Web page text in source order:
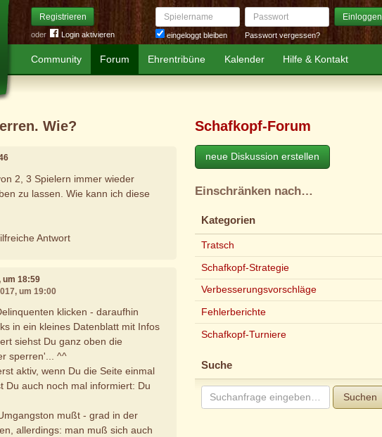
Registrieren
oder Login aktivieren
Spielername
eingeloggt bleiben
Passwort Einloggen
Passwort vergessen?
Community Forum Ehrentribüne Kalender Hilfe & Kontakt
Wie?
2, 3 Spielern immer wieder
zu lassen. Wie kann ich diese
Antwort
um 18:59
um 19:00
klicken - daraufhin
in ein kleines Datenblatt mit Infos
siehst Du ganz oben die
sperren'... ^^
aktiv, wenn Du die Seite einmal
Du auch noch mal informiert: Du
mußt - grad in der
allerdings: man muß sich auch
Schafkopf-Forum
neue Diskussion erstellen
Einschränken nach…
Kategorien
Tratsch
Schafkopf-Strategie
Verbesserungsvorschläge
Fehlerberichte
Schafkopf-Turniere
Suche
Suchen